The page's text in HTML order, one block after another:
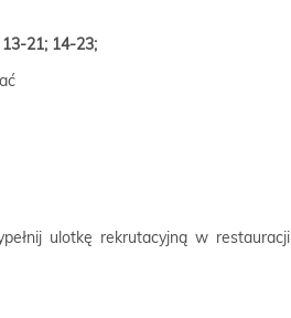
21; 14-23;
ulotkę rekrutacyjną w restauracji